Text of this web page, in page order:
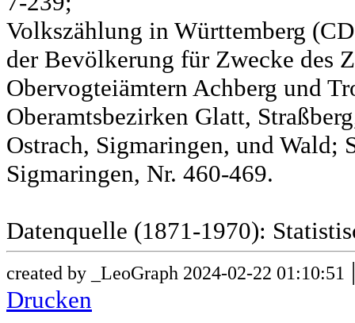
Volkszählung in Württemberg
der Bevölkerung für Zwecke des
Obervogteiämtern Achberg und
Oberamtsbezirken Glatt,
Ostrach, Sigmaringen, und Wald;
Sigmaringen, Nr. 460-469.
Datenquelle (1871-1970):
created by _LeoGraph 2024-02-22 01:10:51
Drucken